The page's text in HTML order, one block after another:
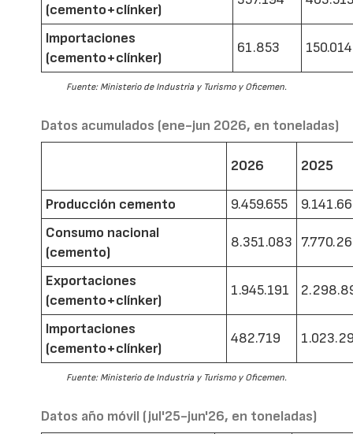
(cemento+clínker)
Importaciones
(cemento+clínker)
61.853 150.014
Fuente: Ministerio de Industria y Turismo y Oficemen.
Datos acumulados (ene-jun 2026, en toneladas)
2026 2025
Producción cemento 9.459.655
Consumo nacional
(cemento)
8.351.083
Exportaciones
(cemento+clínker)
1.945.191
Importaciones
(cemento+clínker)
482.719
Fuente: Ministerio de Industria y Turismo y Oficemen.
Datos año móvil (jul'25-jun'26, en toneladas)